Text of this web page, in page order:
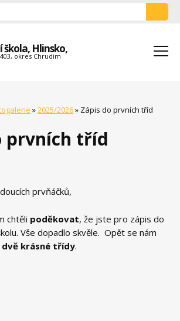
škola, Hlinsko,
okres Chrudim
»2025/2026» Zápis do prvních tříd
prvních tříd
prvňáčků,
chtěli poděkovat, že jste pro zápis do
Vše dopadlo skvěle. Opět se nám
dvě krásné třídy.